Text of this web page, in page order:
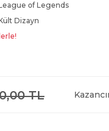
of Legends
Dizayn
TL